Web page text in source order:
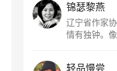
根所在，我
慢熟悉你。
锦瑟黎燕
辽宁省作家
情有独钟。
轻品慢尝